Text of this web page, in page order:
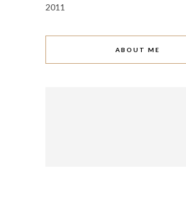
2011
ABOUT ME